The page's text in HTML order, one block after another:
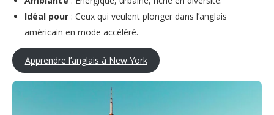
Idéal pour : Ceux qui veulent plonger dans l’anglais
américain en mode accéléré.
Apprendre l’anglais à New York